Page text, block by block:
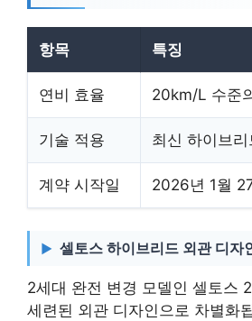
항목 특징
연비 효율 20km/L 수준
기술 적용 최신 하이브
계약 시작일 2026년 1월
셀토스 하이브리드 외관 디자
2세대 완전 변경 모델인 셀토스
세련된 외관 디자인으로 차별화